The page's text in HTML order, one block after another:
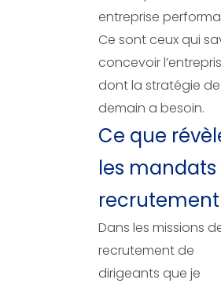
entreprise
Ce sont ceux qui
concevoir
dont la stratégie de
demain a besoin.
Ce que
les mandats
recrutement
Dans les missions
recrutement de
dirigeants que je